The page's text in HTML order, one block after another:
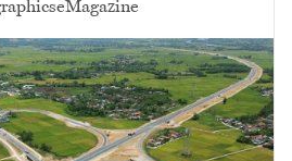
eMagazine